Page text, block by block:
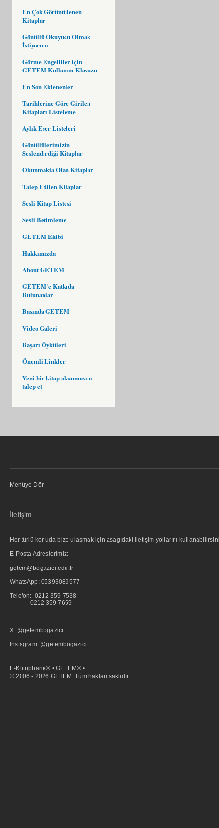
En Çok Görüntülenen
Kitaplar
Gönüllü Okuyucu Olmak
İstiyorum
Görme Engelliler için
GETEM Kullanım Klavuzu
En Son Eklenenler
Tarihlerine Göre Girilen
Kitapları Listeleme
Aylık Eser Listeleri
Gönüllülerimizin
Seslendirdiği Kitaplar
Okunmakta Olan Kitaplar
Talep Edilen Kitaplar
Sesli Kitap Listesi
Sesli Betimleme
GETEM Ekibi
Hakkımızda
About GETEM
GETEM'e Katkıda
Bulunanlar
Basında GETEM
Video Galeri
Başarı Öyküleri
Önemli Linkler
Yeni bir kitap okunmasını
talep et
Menüye Dön
İletişim
Her türlü konuda bize ulaşmak için asagıdaki iletişim yollarını
E-Posta Adreslerimiz:
getem@bogazici.edu.tr
WhatsApp: 05393089577
Telefon: 0212 359 7538
0212 359 7659
X: @getembogazici
İnstagram: @getembogazici
E-Kütüphane® • GETEM® •
© 2006 - 2026 GETEM. Tüm hakları saklıdır.